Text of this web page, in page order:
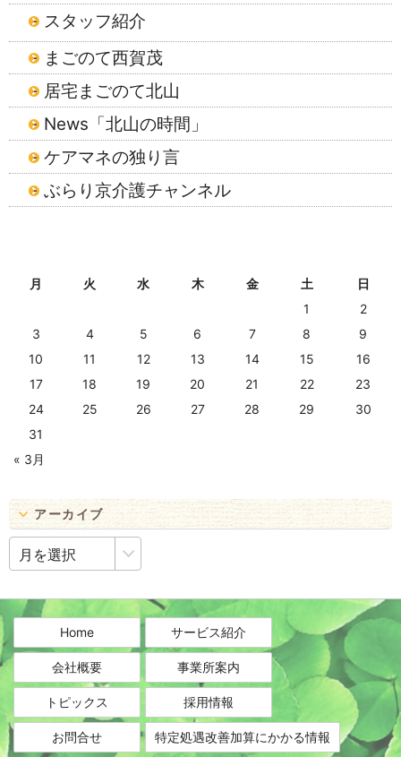
スタッフ紹介
まごのて西賀茂
居宅まごのて北山
News「北山の時間」
ケアマネの独り言
ぶらり京介護チャンネル
月 火 水 木 金 土
日
1
2
3
4 5 6 7 8
9
10
11 12 13 14 15
16
17
18 19 20 21 22
23
24
25 26 27 28 29
30
31
« 3月
アーカイブ
ア
ー
カ
ブ
Home
サービス紹介
会社概要 事業所案内
トピックス 採用情報
お問合せ 特定処遇改善加算にかかる情報